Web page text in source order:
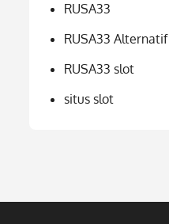
RUSA33
RUSA33 Alternatif
RUSA33 slot
situs slot